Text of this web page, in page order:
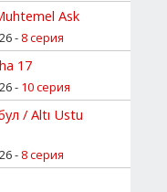
Ask
- 8 серия
17
- 10 серия
/ Altı Ustu
- 8 серия